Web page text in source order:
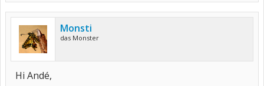
Monsti
das Monster
Hi Andé,